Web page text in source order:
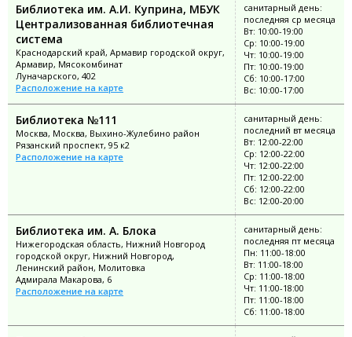
Библиотека им. А.И. Куприна, МБУК
Централизованная библиотечная
система
Краснодарский край, Армавир городской округ,
Армавир, Мясокомбинат
Луначарского, 402
Расположение на карте
санитарный день:
последняя ср месяца
Вт: 10:00-19:00
Ср: 10:00-19:00
Чт: 10:00-19:00
Пт: 10:00-19:00
Сб: 10:00-17:00
Вс: 10:00-17:00
Библиотека №111
Москва, Москва, Выхино-Жулебино район
Рязанский проспект, 95 к2
Расположение на карте
санитарный день:
последний вт месяца
Вт: 12:00-22:00
Ср: 12:00-22:00
Чт: 12:00-22:00
Пт: 12:00-22:00
Сб: 12:00-22:00
Вс: 12:00-20:00
Библиотека им. А. Блока
Нижегородская область, Нижний Новгород
городской округ, Нижний Новгород,
Ленинский район, Молитовка
Адмирала Макарова, 6
Расположение на карте
санитарный день:
последняя пт месяца
Пн: 11:00-18:00
Вт: 11:00-18:00
Ср: 11:00-18:00
Чт: 11:00-18:00
Пт: 11:00-18:00
Сб: 11:00-18:00